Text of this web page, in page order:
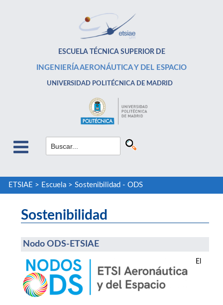
ESCUELA TÉCNICA SUPERIOR DE
INGENIERÍA AERONÁUTICA Y DEL ESPACIO
UNIVERSIDAD POLITÉCNICA DE MADRID
ETSIAE > Escuela> Sostenibilidad - ODS
Sostenibilidad
Nodo ODS-ETSIAE
El